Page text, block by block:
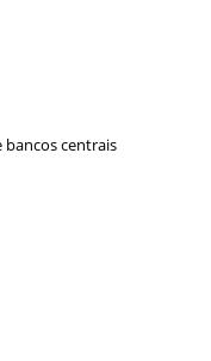
bancos centrais